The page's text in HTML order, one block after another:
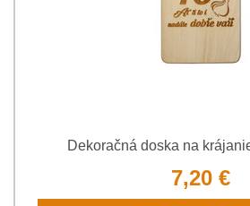
Dekoračná doska na
7,20 €